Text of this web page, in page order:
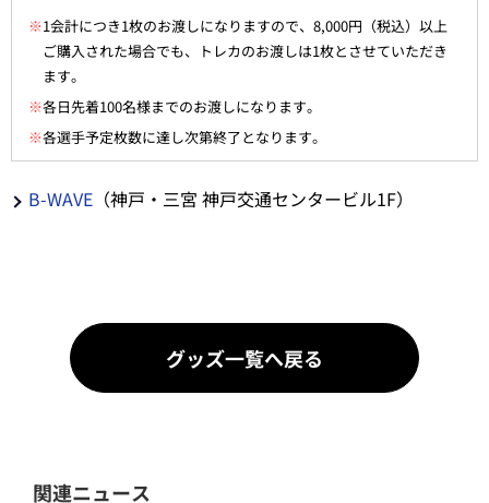
※1会計につき1枚のお渡しになりますので、8,000円（税込）以上
ご購入された場合でも、トレカのお渡しは1枚とさせていただき
ます。
※各日先着100名様までのお渡しになります。
※各選手予定枚数に達し次第終了となります。
B-WAVE （神戸・三宮 神戸交通センタービル1F）
グッズ一覧へ戻る
関連ニュース